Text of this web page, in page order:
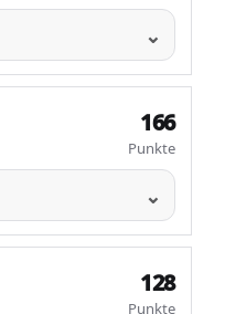
166
Punkte
128
Punkte